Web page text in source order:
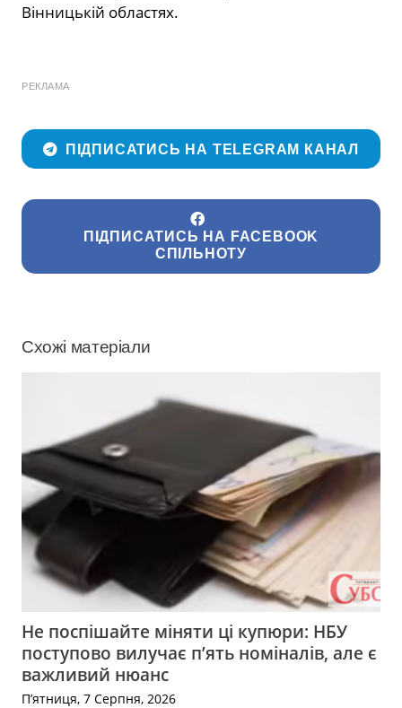
Вінницькій областях.
РЕКЛАМА
ПІДПИСАТИСЬ НА TELEGRAM КАНАЛ
ПІДПИСАТИСЬ НА FACEBOOK
СПІЛЬНОТУ
Схожі матеріали
Не поспішайте міняти ці купюри: НБУ
поступово вилучає п’ять номіналів, але є
важливий нюанс
П’ятниця, 7 Серпня, 2026